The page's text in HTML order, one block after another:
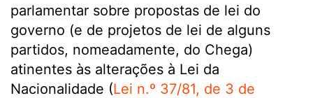
parlamentar sobre propostas de lei do
governo (e de projetos de lei de alguns
partidos, nomeadamente, do Chega)
atinentes às alterações à Lei da
Nacionalidade (Lei n.º 37/81, de 3 de